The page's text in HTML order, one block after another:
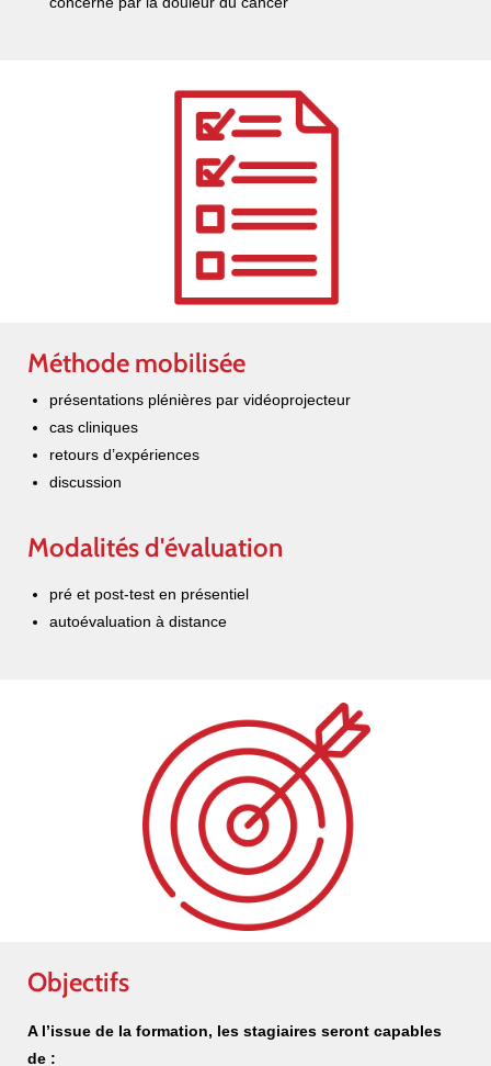
Méthode mobilisée
présentations plénières par vidéoprojecteur
cas cliniques
retours d’expériences
discussion
Modalités d'évaluation
pré et post-test en présentiel
autoévaluation à distance
Objectifs
A l’issue de la formation, les stagiaires seront capables
de :